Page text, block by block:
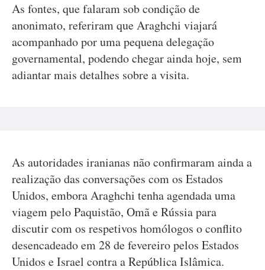
As fontes, que falaram sob condição de
anonimato, referiram que Araghchi viajará
acompanhado por uma pequena delegação
governamental, podendo chegar ainda hoje, sem
adiantar mais detalhes sobre a visita.
As autoridades iranianas não confirmaram ainda a
realização das conversações com os Estados
Unidos, embora Araghchi tenha agendada uma
viagem pelo Paquistão, Omã e Rússia para
discutir com os respetivos homólogos o conflito
desencadeado em 28 de fevereiro pelos Estados
Unidos e Israel contra a República Islâmica.